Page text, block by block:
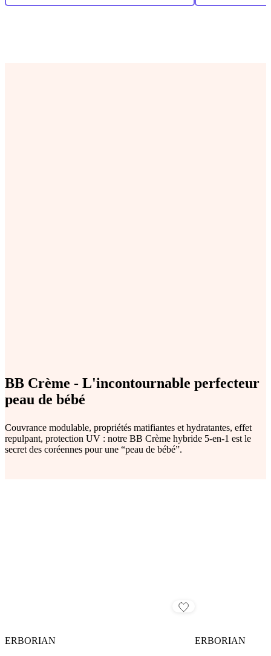
BB Crème - L'incontournable perfecteur
peau de bébé
Couvrance modulable, propriétés matifiantes et hydratantes, effet
repulpant, protection UV : notre BB Crème hybride 5-en-1 est le
secret des coréennes pour une “peau de bébé”.
ERBORIAN ERBORIAN